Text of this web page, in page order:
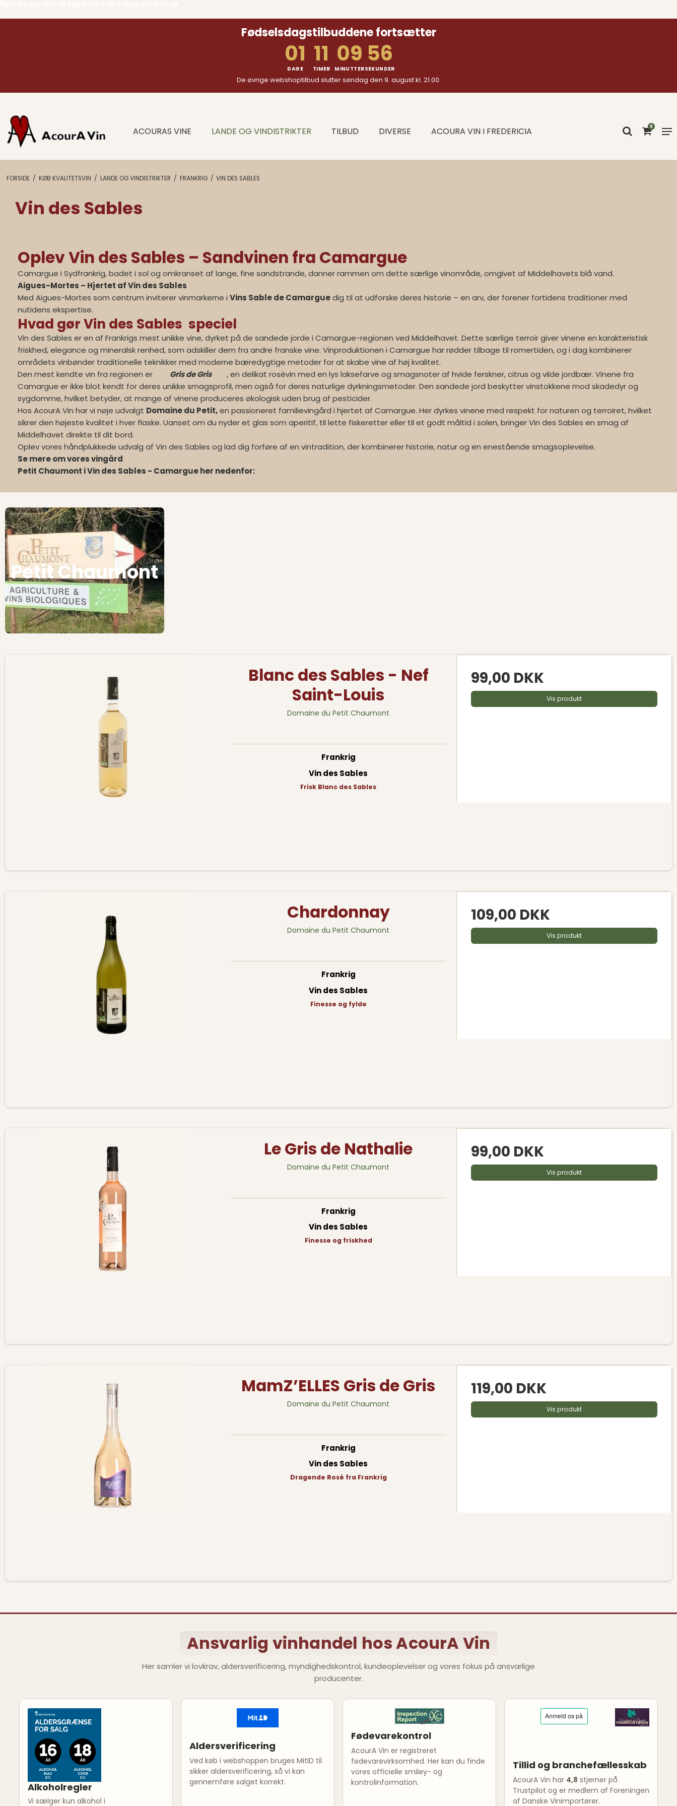
Fødselsdagstilbuddene fortsætter
01
DAGE
11
TIMER
09
MINUTTER
55
SEKUNDER
De øvrige webshoptilbud slutter søndag den 9. august kl. 21.00.
ACOURAS VINE LANDE OG VINDISTRIKTER TILBUD DIVERSE ACOURA VIN I FREDERICIA 0
FORSIDE / KØB KVALITETSVIN / LANDE OG VINDISTRIKTER / FRANKRIG / VIN DES SABLES
Vin des Sables
Oplev Vin des Sables – Sandvinen fra Camargue
Camargue i Sydfrankrig, badet i sol og omkranset af lange, fine sandstrande, danner rammen om dette særlige vinområde, omgivet af Middelhavets blå vand.
Aigues-Mortes – Hjertet af Vin des Sables
Med Aigues-Mortes som centrum inviterer vinmarkerne i Vins Sable de Camarguedig til at udforske deres historie – en arv, der forener fortidens traditioner med
nutidens ekspertise.
Hvad gør Vin des Sables speciel
Vin des Sables er en af Frankrigs mest unikke vine, dyrket på de sandede jorde i Camargue-regionen ved Middelhavet. Dette særlige terroir giver vinene en karakteristisk
friskhed, elegance og mineralsk renhed, som adskiller dem fra andre franske vine. Vinproduktionen i Camargue har rødder tilbage til romertiden, og i dag kombinerer
områdets vinbønder traditionelle teknikker med moderne bæredygtige metoder for at skabe vine af høj kvalitet.
Den mest kendte vin fra regionen er
Gris de Gris
, en delikat rosévin med en lys laksefarve og smagsnoter af hvide ferskner, citrus og vilde jordbær. Vinene fra
Camargue er ikke blot kendt for deres unikke smagsprofil, men også for deres naturlige dyrkningsmetoder. Den sandede jord beskytter vinstokkene mod skadedyr og
sygdomme, hvilket betyder, at mange af vinene produceres økologisk uden brug af pesticider.
Hos AcourA Vin har vi nøje udvalgt Domaine du Petit,en passioneret familievingård i hjertet af Camargue. Her dyrkes vinene med respekt for naturen og terroiret, hvilket
sikrer den højeste kvalitet i hver flaske. Uanset om du nyder et glas som aperitif, til lette fiskeretter eller til et godt måltid i solen, bringer Vin des Sables en smag af
Middelhavet direkte til dit bord.
Oplev vores håndplukkede udvalg af Vin des Sables og lad dig forføre af en vintradition, der kombinerer historie, natur og en enestående smagsoplevelse.
Se mere om vores vingård
Petit Chaumont i Vin des Sables - Camargue her nedenfor:
Petit Chaumont
Blanc des Sables - Nef
Saint-Louis
Domaine du Petit Chaumont
Frankrig
Vin des Sables
Frisk Blanc des Sables
99,00 DKK
Vis produkt
Chardonnay
Domaine du Petit Chaumont
Frankrig
Vin des Sables
Finesse og fylde
109,00 DKK
Vis produkt
Le Gris de Nathalie
Domaine du Petit Chaumont
Frankrig
Vin des Sables
Finesse og friskhed
99,00 DKK
Vis produkt
MamZ’ELLES Gris de Gris
Domaine du Petit Chaumont
Frankrig
Vin des Sables
Dragende Rosé fra Frankrig
119,00 DKK
Vis produkt
Ansvarlig vinhandel hos AcourA Vin
Her samler vi lovkrav, aldersverificering, myndighedskontrol, kundeoplevelser og vores fokus på ansvarlige
producenter.
Alkoholregler
Vi sælger kun alkohol i
Aldersverificering
Ved køb i webshoppen bruges MitID til
sikker aldersverificering, så vi kan
gennemføre salget korrekt.
Fødevarekontrol
AcourA Vin er registreret
fødevarevirksomhed. Her kan du finde
vores officielle smiley- og
kontrolinformation.
Tillid og branchefællesskab
AcourA Vin har 4,8 stjerner på
Trustpilot og er medlem af Foreningen
af Danske Vinimportører.